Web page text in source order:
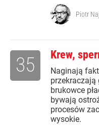
Piotr
Krew,
Naginają
przekraczają
brukowce
bywają
procesów
wysokie.
35